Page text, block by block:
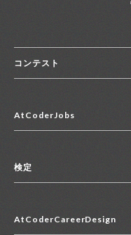
コンテスト
コンテスト一覧
便利リンク集
AtCoderJobs
2027年新卒採用求人一覧
中途採用求人一覧
検定
マイページ
AtCoderCareerDesign